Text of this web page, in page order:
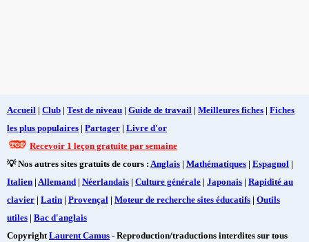
Accueil | Club | Test de niveau | Guide de travail | Meilleures fiches | Fiches
les plus populaires | Partager | Livre d'or
Recevoir 1 leçon gratuite par semaine
💡 Nos autres sites gratuits de cours : Anglais | Mathématiques | Espagnol |
Italien | Allemand | Néerlandais | Culture générale | Japonais | Rapidité au
clavier | Latin | Provençal | Moteur de recherche sites éducatifs | Outils
utiles | Bac d'anglais
Copyright Laurent Camus - Reproduction/traductions interdites sur tous